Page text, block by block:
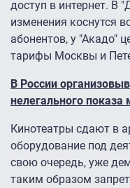
доступ в интернет. В
изменения коснутся
абонентов, у "Акадо"
тарифы Москвы и
В России
нелегального
Кинотеатры сдают в
оборудование под
свою очередь, уже
таким образом